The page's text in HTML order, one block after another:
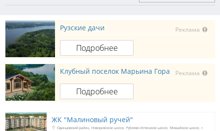
Реклама
Рузские дачи
Подробнее
Реклама
Клубный поселок Марьина Гора
Подробнее
ЖК "Малиновый ручей"
Одинцовский район Новорижское шоссе Рублево-Успенское шоссе Можайское шоссе г.